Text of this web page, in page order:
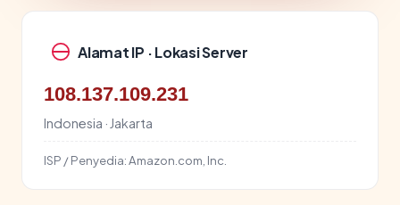
Alamat IP · Lokasi Server
108.137.109.231
Indonesia · Jakarta
ISP / Penyedia:Amazon.com, Inc.